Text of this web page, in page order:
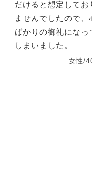
だけると想定してお
ませんでしたので、
ばかりの御礼になっ
しまいました。
女性/